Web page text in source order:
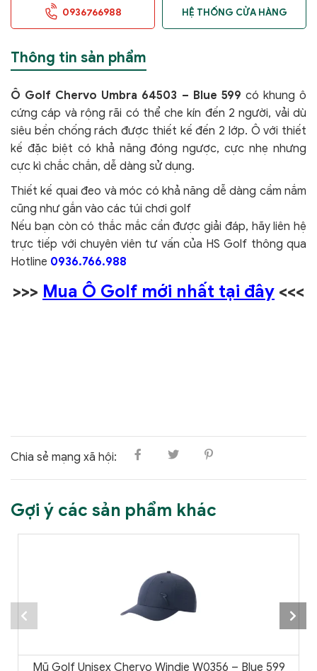
0936766988 HỆ THỐNG CỬA HÀNG
Thông tin sản phẩm
Ô Golf Chervo Umbra 64503 – Blue 599 có khung ô
cứng cáp và rộng rãi có thể che kín đến 2 người, vải dù
siêu bền chống rách được thiết kế đến 2 lớp. Ô với thiết
kế đặc biệt có khả năng đóng ngược, cực nhẹ nhưng
cực kì chắc chắn, dễ dàng sử dụng.
Thiết kế quai đeo và móc có khả năng dễ dàng cầm nắm
cũng như gắn vào các túi chơi golf
Nếu bạn còn có thắc mắc cần được giải đáp, hãy liên hệ
trực tiếp với chuyên viên tư vấn của HS Golf thông qua
Hotline 0936.766.988
>>> Mua Ô Golf mới nhất tại đây <<<
Chia sẻ mạng xã hội:
Gợi ý các sản phẩm khác
Mũ Golf Unisex Chervo Windie W0356 – Blue 599